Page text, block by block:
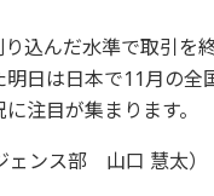
込んだ水準で取引を
日は日本で11月の全
注目が集まります。
ェンス部 山口 慧太）